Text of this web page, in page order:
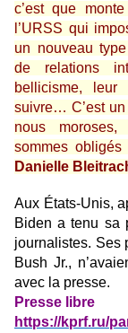
c’est que
l’URSS qui
un nouveau
de relations
bellicisme,
suivre… C’est
nous moroses,
sommes
Danielle
Aux États-Unis,
Biden a tenu sa
journalistes. Ses
Bush Jr.,
avec la presse.
Presse libre
https://kprf.ru/